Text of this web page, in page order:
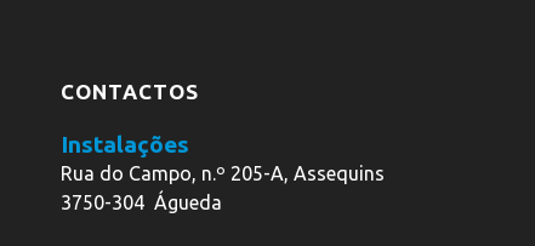
CONTACTOS
Instalações
Rua do Campo, n.º 205-A, Assequins
3750-304 Águeda